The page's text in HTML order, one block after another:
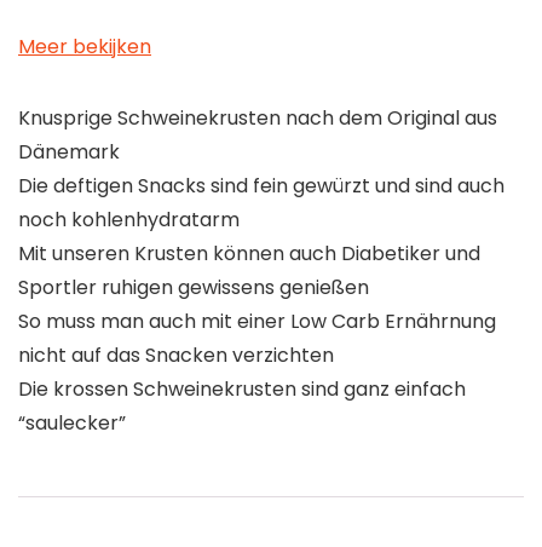
Meer bekijken
Knusprige Schweinekrusten nach dem Original aus
Dänemark
Die deftigen Snacks sind fein gewürzt und sind auch
noch kohlenhydratarm
Mit unseren Krusten können auch Diabetiker und
Sportler ruhigen gewissens genießen
So muss man auch mit einer Low Carb Ernährnung
nicht auf das Snacken verzichten
Die krossen Schweinekrusten sind ganz einfach
“saulecker”